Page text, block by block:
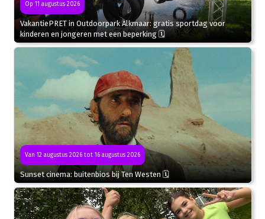
Op 11 augustus 2026
VakantiePRET in Outdoorpark Alkmaar: gratis sportdag voor
kinderen en jongeren met een beperking 🗓
Van 12 augustus 2026 tot 16 augustus 2026
Sunset cinema: buitenbios bij Ten Westen 🗓